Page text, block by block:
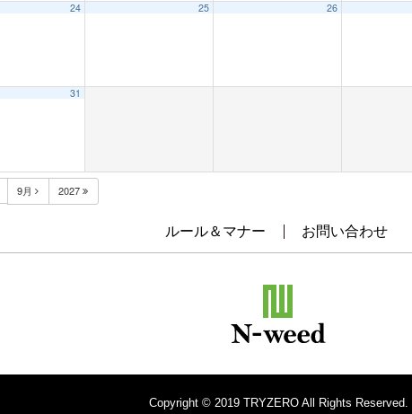
24 25 26
31
9月 2027
ルール＆マナー お問い合わせ
Copyright © 2019 TRYZERO All Rights Reserved.